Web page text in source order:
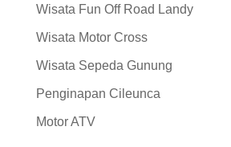
Wisata Fun Off Road Landy
Wisata Motor Cross
Wisata Sepeda Gunung
Penginapan Cileunca
Motor ATV